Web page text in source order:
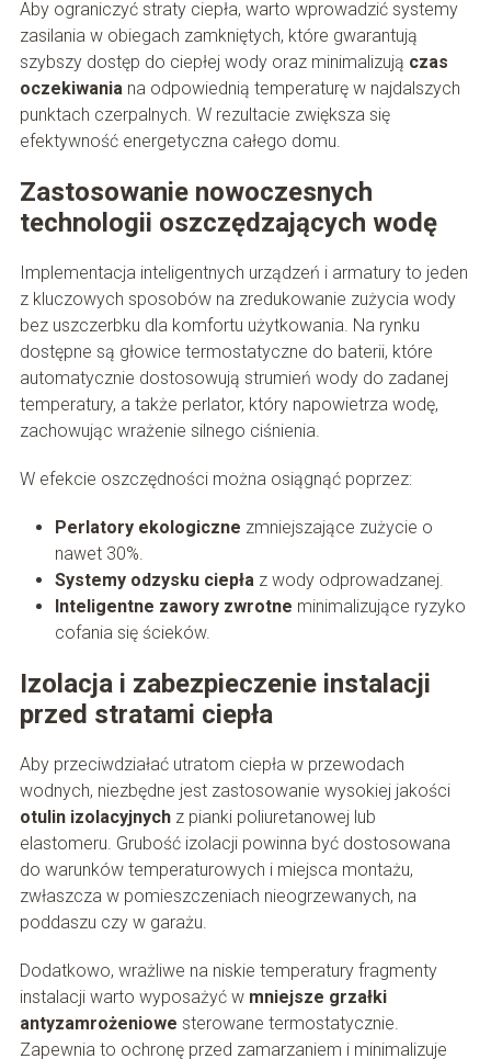
Aby ograniczyć straty ciepła, warto wprowadzić systemy
zasilania w obiegach zamkniętych, które gwarantują
szybszy dostęp do ciepłej wody oraz minimalizują czas
oczekiwaniana odpowiednią temperaturę w najdalszych
punktach czerpalnych. W rezultacie zwiększa się
efektywność energetyczna całego domu.
Zastosowanie nowoczesnych
technologii oszczędzających wodę
Implementacja inteligentnych urządzeń i armatury to jeden
z kluczowych sposobów na zredukowanie zużycia wody
bez uszczerbku dla komfortu użytkowania. Na rynku
dostępne są głowice termostatyczne do baterii, które
automatycznie dostosowują strumień wody do zadanej
temperatury, a także perlator, który napowietrza wodę,
zachowując wrażenie silnego ciśnienia.
W efekcie oszczędności można osiągnąć poprzez:
Perlatory ekologiczne zmniejszające zużycie o
nawet 30%.
Systemy odzysku ciepłaz wody odprowadzanej.
Inteligentne zawory zwrotne minimalizujące ryzyko
cofania się ścieków.
Izolacja i zabezpieczenie instalacji
przed stratami ciepła
Aby przeciwdziałać utratom ciepła w przewodach
wodnych, niezbędne jest zastosowanie wysokiej jakości
otulin izolacyjnychz pianki poliuretanowej lub
elastomeru. Grubość izolacji powinna być dostosowana
do warunków temperaturowych i miejsca montażu,
zwłaszcza w pomieszczeniach nieogrzewanych, na
poddaszu czy w garażu.
Dodatkowo, wrażliwe na niskie temperatury fragmenty
instalacji warto wyposażyć w mniejsze grzałki
antyzamrożeniowe sterowane termostatycznie.
Zapewnia to ochronę przed zamarzaniem i minimalizuje